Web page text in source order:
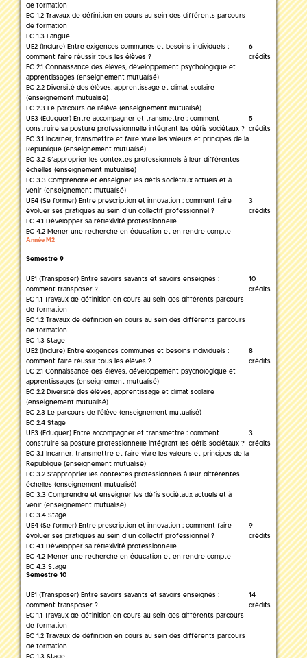
de formation
EC 1.2 Travaux de définition en cours au sein des différents parcours
de formation
EC 1.3 Langue
UE2 (Inclure) Entre exigences communes et besoins individuels :
comment faire réussir tous les élèves ?
6
crédits
EC 2.1 Connaissance des élèves, développement psychologique et
apprentissages (enseignement mutualisé)
EC 2.2 Diversité des élèves, apprentissage et climat scolaire
(enseignement mutualisé)
EC 2.3 Le parcours de l'élève (enseignement mutualisé)
UE3 (Eduquer) Entre accompagner et transmettre : comment
construire sa posture professionnelle intégrant les défis sociétaux ?
5
crédits
EC 3.1 Incarner, transmettre et faire vivre les valeurs et principes de la
Republique (enseignement mutualisé)
EC 3.2 S’approprier les contextes professionnels à leur différentes
échelles (enseignement mutualisé)
EC 3.3 Comprendre et enseigner les défis sociétaux actuels et à
venir (enseignement mutualisé)
UE4 (Se former) Entre prescription et innovation : comment faire
évoluer ses pratiques au sein d’un collectif professionnel ?
3
crédits
EC 4.1 Développer sa réflexivité professionnelle
EC 4.2 Mener une recherche en éducation et en rendre compte
Année M2
Semestre 9
UE1 (Transposer) Entre savoirs savants et savoirs enseignés :
comment transposer ?
10
crédits
EC 1.1 Travaux de définition en cours au sein des différents parcours
de formation
EC 1.2 Travaux de définition en cours au sein des différents parcours
de formation
EC 1.3 Stage
UE2 (Inclure) Entre exigences communes et besoins individuels :
comment faire réussir tous les élèves ?
8
crédits
EC 2.1 Connaissance des élèves, développement psychologique et
apprentissages (enseignement mutualisé)
EC 2.2 Diversité des élèves, apprentissage et climat scolaire
(enseignement mutualisé)
EC 2.3 Le parcours de l'élève (enseignement mutualisé)
EC 2.4 Stage
UE3 (Eduquer) Entre accompagner et transmettre : comment
construire sa posture professionnelle intégrant les défis sociétaux ?
3
crédits
EC 3.1 Incarner, transmettre et faire vivre les valeurs et principes de la
Republique (enseignement mutualisé)
EC 3.2 S’approprier les contextes professionnels à leur différentes
échelles (enseignement mutualisé)
EC 3.3 Comprendre et enseigner les défis sociétaux actuels et à
venir (enseignement mutualisé)
EC 3.4 Stage
UE4 (Se former) Entre prescription et innovation : comment faire
évoluer ses pratiques au sein d’un collectif professionnel ?
9
crédits
EC 4.1 Développer sa réflexivité professionnelle
EC 4.2 Mener une recherche en éducation et en rendre compte
EC 4.3 Stage
Semestre 10
UE1 (Transposer) Entre savoirs savants et savoirs enseignés :
comment transposer ?
14
crédits
EC 1.1 Travaux de définition en cours au sein des différents parcours
de formation
EC 1.2 Travaux de définition en cours au sein des différents parcours
de formation